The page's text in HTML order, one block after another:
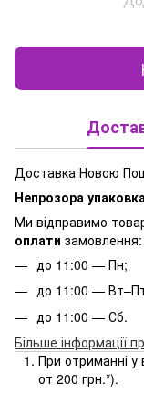
Доставка Новою
Непрозора
Ми відправимо
оплати замовлення:
до 11:00 — Пн;
до 11:00 —
до 11:00 — Сб.
Більше інформації
При отриманні у
от 200 грн.*).